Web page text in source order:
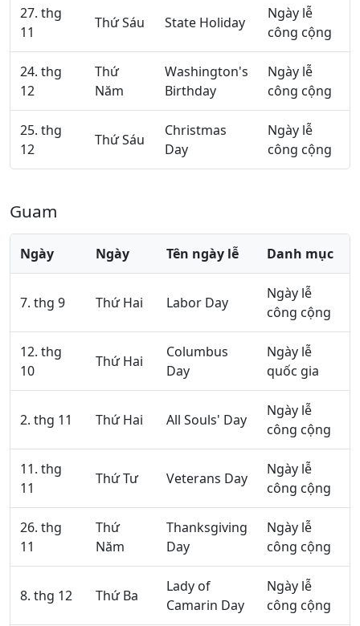
27. thg
11
Thứ Sáu State Holiday
Ngày lễ
công cộng
24. thg
12
Thứ
Năm
Washington's
Birthday
Ngày lễ
công cộng
25. thg
12
Thứ Sáu
Christmas
Day
Ngày lễ
công cộng
Guam
Ngày Ngày Tên ngày lễ Danh mục
7. thg 9 Thứ Hai Labor Day
Ngày lễ
công cộng
12. thg
10
Thứ Hai
Columbus
Day
Ngày lễ
quốc gia
2. thg 11 Thứ Hai All Souls' Day
Ngày lễ
công cộng
11. thg
11
Thứ Tư Veterans Day
Ngày lễ
công cộng
26. thg
11
Thứ
Năm
Thanksgiving
Day
Ngày lễ
công cộng
8. thg 12 Thứ Ba
Lady of
Camarin Day
Ngày lễ
công cộng